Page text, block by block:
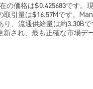
の価格は$0.425683です。
取引量は$16.57Mです。
り、流通供給量は約3.30B
され、最も正確な市場デ